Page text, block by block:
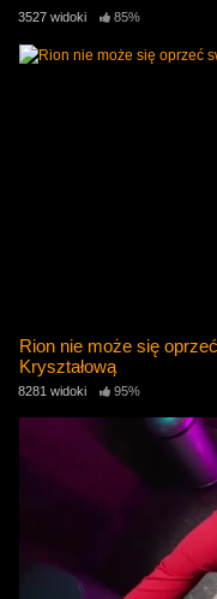
3527 widoki 85%
Rion nie może się
Kryształową
8281 widoki 95%